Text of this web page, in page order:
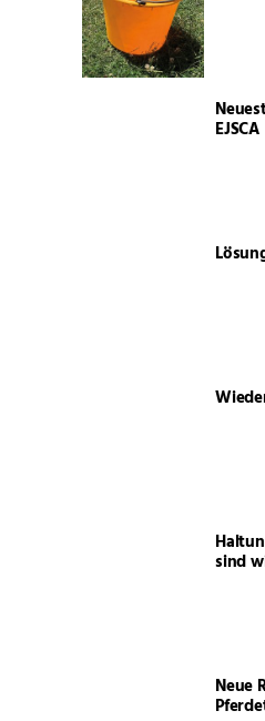
EJSCA
sind
Neue